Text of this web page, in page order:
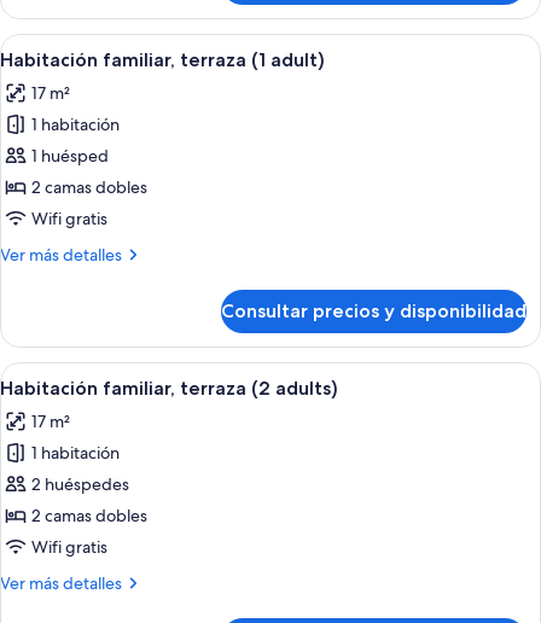
Adult)
familiar,
terraza,
vistas
mar
(1
Adult)
Abrir
todas
las
fotos
de
Habitación
familiar,
(1
Habitación de hotel con dos camas,
15
Habitación familiar, terraza (1 adult)
17 m²
1 habitación
1 huésped
2 camas dobles
Wifi gratis
Ver más detalles
Más
familiar,
terraza
(1
Consultar precios y disponibilidad
Abrir
todas
las
fotos
de
Habitación
familiar,
(2
Habitación de hotel con una cama
4
Habitación familiar, terraza (2 adults)
17 m²
1 habitación
2 huéspedes
2 camas dobles
Wifi gratis
Ver más detalles
Más